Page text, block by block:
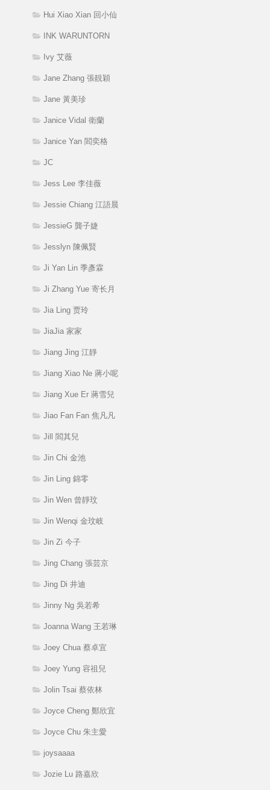
Hui Xiao Xian 回小仙
INK WARUNTORN
Ivy 艾薇
Jane Zhang 張靚穎
Jane 黃美珍
Janice Vidal 衛蘭
Janice Yan 閻奕格
JC
Jess Lee 李佳薇
Jessie Chiang 江語晨
JessieG 龔子婕
Jesslyn 陳佩賢
Ji Yan Lin 季彥霖
Ji Zhang Yue 寄长月
Jia Ling 贾玲
JiaJia 家家
Jiang Jing 江靜
Jiang Xiao Ne 蔣小呢
Jiang Xue Er 蔣雪兒
Jiao Fan Fan 焦凡凡
Jill 閻其兒
Jin Chi 金池
Jin Ling 錦零
Jin Wen 曾靜玟
Jin Wenqi 金玟岐
Jin Zi 今子
Jing Chang 張芸京
Jing Di 井迪
Jinny Ng 吳若希
Joanna Wang 王若琳
Joey Chua 蔡卓宜
Joey Yung 容祖兒
Jolin Tsai 蔡依林
Joyce Cheng 鄭欣宜
Joyce Chu 朱主愛
joysaaaa
Jozie Lu 路嘉欣